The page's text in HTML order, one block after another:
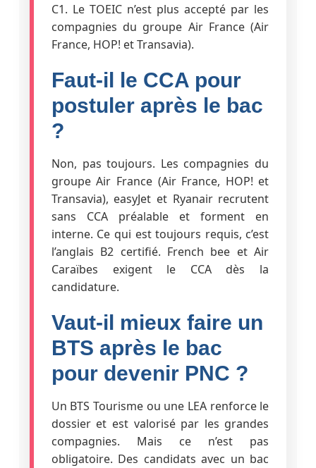
C1. Le TOEIC n’est plus accepté par les
compagnies du groupe Air France (Air
France, HOP! et Transavia).
Faut-il le CCA pour
postuler après le bac
?
Non, pas toujours. Les compagnies du
groupe Air France (Air France, HOP! et
Transavia), easyJet et Ryanair recrutent
sans CCA préalable et forment en
interne. Ce qui est toujours requis, c’est
l’anglais B2 certifié. French bee et Air
Caraïbes exigent le CCA dès la
candidature.
Vaut-il mieux faire un
BTS après le bac
pour devenir PNC ?
Un BTS Tourisme ou une LEA renforce le
dossier et est valorisé par les grandes
compagnies. Mais ce n’est pas
obligatoire. Des candidats avec un bac